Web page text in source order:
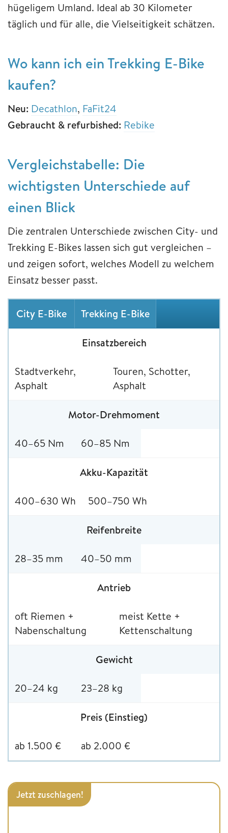
hügeligem Umland. Ideal ab 30 Kilometer
täglich und für alle, die Vielseitigkeit schätzen.
Wo kann ich ein Trekking E-Bike
kaufen?
Neu: Decathlon, FaFit24
Gebraucht & refurbished: Rebike
Vergleichstabelle: Die
wichtigsten Unterschiede auf
einen Blick
Die zentralen Unterschiede zwischen City- und
Trekking E-Bikes lassen sich gut vergleichen –
und zeigen sofort, welches Modell zu welchem
Einsatz besser passt.
City E-Bike Trekking E-Bike
Einsatzbereich
Stadtverkehr,
Asphalt
Touren, Schotter,
Asphalt
Motor-Drehmoment
40–65 Nm 60–85 Nm
Akku-Kapazität
400–630 Wh 500–750 Wh
Reifenbreite
28–35 mm 40–50 mm
Antrieb
oft Riemen +
Nabenschaltung
meist Kette +
Kettenschaltung
Gewicht
20–24 kg 23–28 kg
Preis (Einstieg)
ab 1.500 € ab 2.000 €
Jetzt zuschlagen!